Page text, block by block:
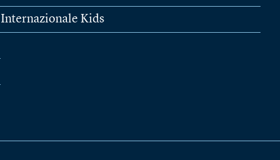
Internazionale Kids